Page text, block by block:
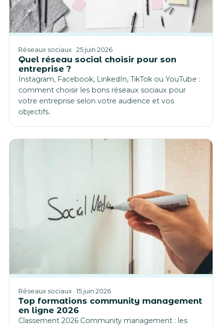
Réseaux sociaux · 25 juin 2026
Quel réseau social choisir pour son
entreprise ?
Instagram, Facebook, LinkedIn, TikTok ou YouTube :
comment choisir les bons réseaux sociaux pour
votre entreprise selon votre audience et vos
objectifs.
Réseaux sociaux · 15 juin 2026
Top formations community management
en ligne 2026
Classement 2026 Community management : les